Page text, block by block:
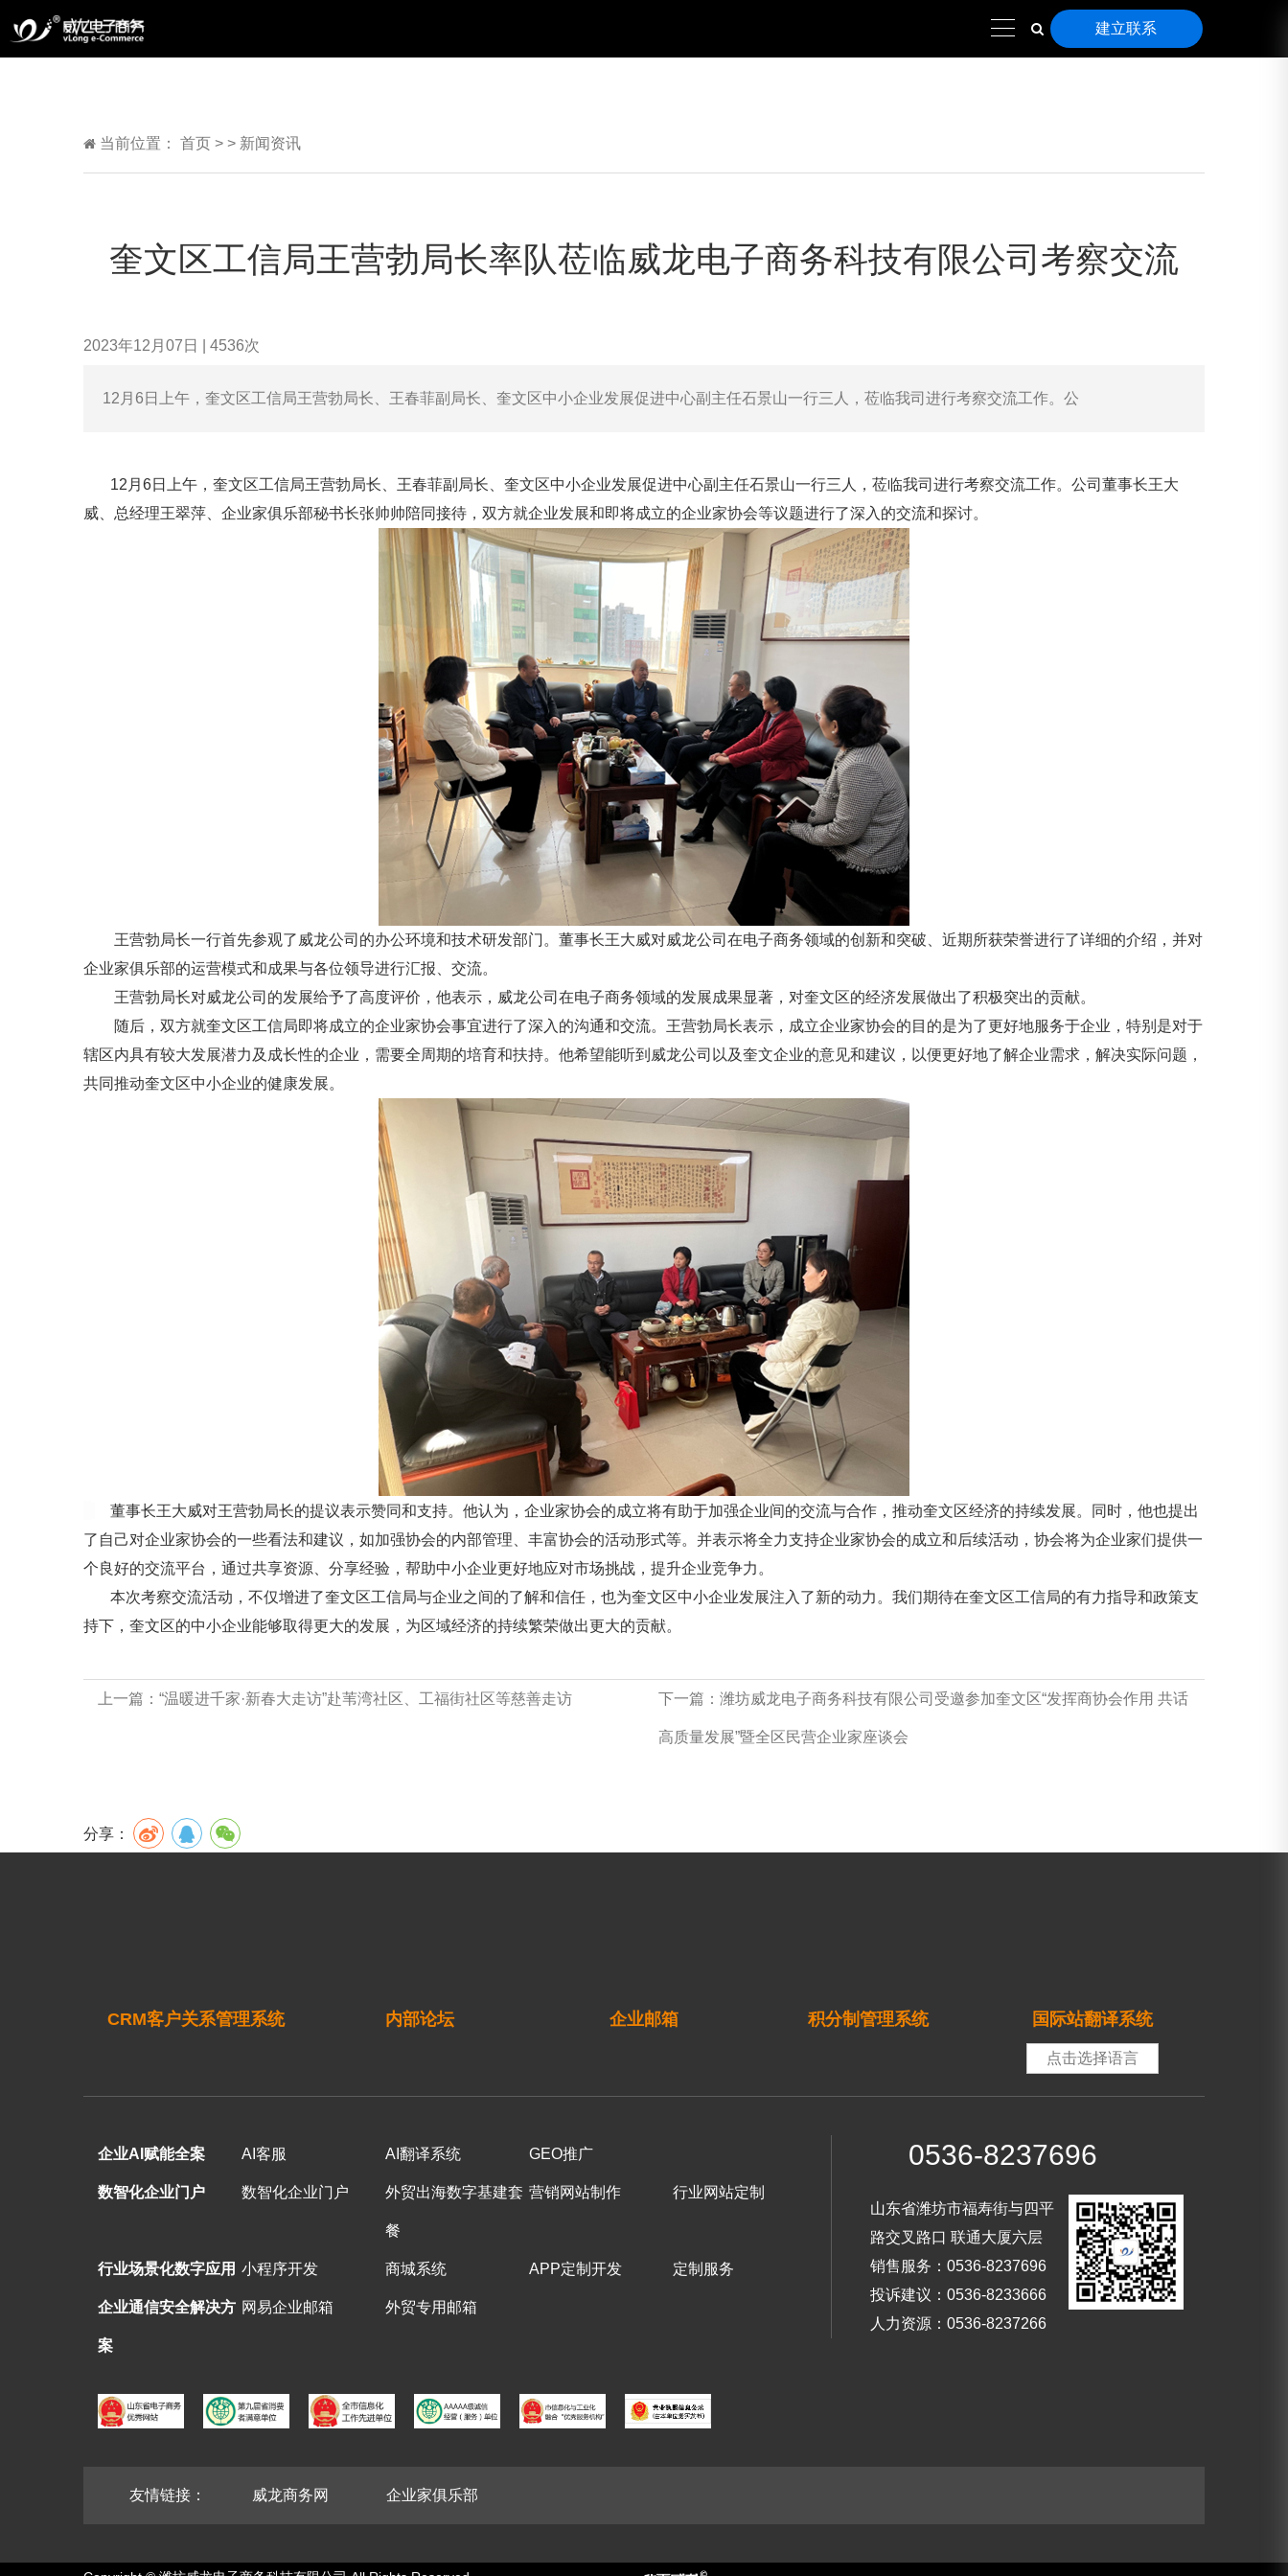
建立联系
当前位置： 首页 > > 新闻资讯
奎文区工信局王营勃局长率队莅临威龙电子商务科技有限公司考察交流
2023年12月07日 4536次
12月6日上午，奎文区工信局王营勃局长、王春菲副局长、奎文区中小企业发展促进中心副主任石景山一行三人，莅临我司进行考察交流工作。公
12月6日上午，奎文区工信局王营勃局长、王春菲副局长、奎文区中小企业发展促进中心副主任石景山一行三人，莅临我司进行考察交流工作。公司董事长王大
威、总经理王翠萍、企业家俱乐部秘书长张帅帅陪同接待，双方就企业发展和即将成立的企业家协会等议题进行了深入的交流和探讨。
王营勃局长一行首先参观了威龙公司的办公环境和技术研发部门。董事长王大威对威龙公司在电子商务领域的创新和突破、近期所获荣誉进行了详细的介绍，并对
企业家俱乐部的运营模式和成果与各位领导进行汇报、交流。
王营勃局长对威龙公司的发展给予了高度评价，他表示，威龙公司在电子商务领域的发展成果显著，对奎文区的经济发展做出了积极突出的贡献。
随后，双方就奎文区工信局即将成立的企业家协会事宜进行了深入的沟通和交流。王营勃局长表示，成立企业家协会的目的是为了更好地服务于企业，特别是对于
辖区内具有较大发展潜力及成长性的企业，需要全周期的培育和扶持。他希望能听到威龙公司以及奎文企业的意见和建议，以便更好地了解企业需求，解决实际问题，
共同推动奎文区中小企业的健康发展。
董事长王大威对王营勃局长的提议表示赞同和支持。他认为，企业家协会的成立将有助于加强企业间的交流与合作，推动奎文区经济的持续发展。同时，他也提出
了自己对企业家协会的一些看法和建议，如加强协会的内部管理、丰富协会的活动形式等。并表示将全力支持企业家协会的成立和后续活动，协会将为企业家们提供一
个良好的交流平台，通过共享资源、分享经验，帮助中小企业更好地应对市场挑战，提升企业竞争力。
本次考察交流活动，不仅增进了奎文区工信局与企业之间的了解和信任，也为奎文区中小企业发展注入了新的动力。我们期待在奎文区工信局的有力指导和政策支
持下，奎文区的中小企业能够取得更大的发展，为区域经济的持续繁荣做出更大的贡献。
上一篇： “温暖进千家·新春大走访”赴苇湾社区、工福街社区等慈善走访 下一篇： 潍坊威龙电子商务科技有限公司受邀参加奎文区“发挥商协会作用 共话
高质量发展”暨全区民营企业家座谈会
分享：
CRM客户关系管理系统 内部论坛 企业邮箱 积分制管理系统 国际站翻译系统
点击选择语言
企业AI赋能全案 AI客服 AI翻译系统 GEO推广
数智化企业门户 数智化企业门户 外贸出海数字基建套
餐
营销网站制作 行业网站定制
行业场景化数字应用 小程序开发 商城系统 APP定制开发 定制服务
企业通信安全解决方
案
网易企业邮箱 外贸专用邮箱
0536-8237696
山东省潍坊市福寿街与四平
路交叉路口 联通大厦六层
销售服务：0536-8237696
投诉建议：0536-8233666
人力资源：0536-8237266
友情链接： 威龙商务网 企业家俱乐部